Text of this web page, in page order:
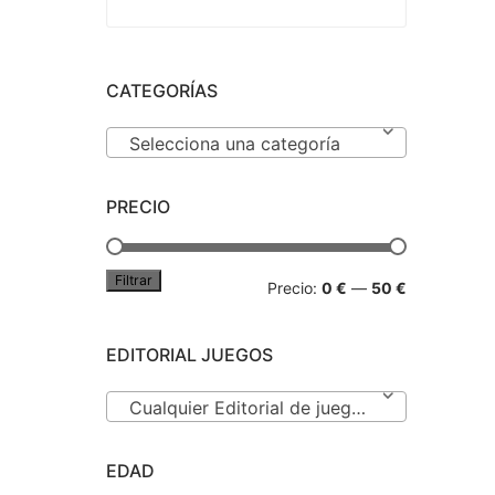
CATEGORÍAS
Selecciona una categoría
PRECIO
Filtrar Precio: 0 € — 50 €
EDITORIAL JUEGOS
Cualquier Editorial de juegos
EDAD